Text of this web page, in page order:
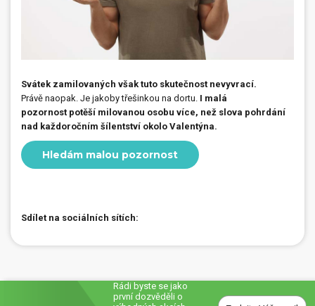
Svátek zamilovaných však tuto skutečnost nevyvrací.
Právě naopak. Je jakoby třešinkou na dortu. I malá
pozornost potěší milovanou osobu více, než slova pohrdání
nad každoročním šílentství okolo Valentýna.
Hledám malou pozornost
Sdílet na sociálních sítích:
Rádi byste se jako
první dozvěděli o